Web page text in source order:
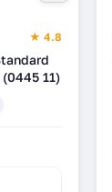
★ 4.8
11)